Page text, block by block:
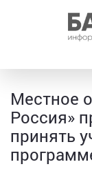
Местное
Россия»
принять